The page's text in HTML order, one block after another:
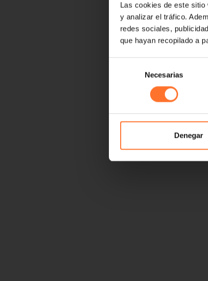
Las cookies de este
y analizar el tráfico.
redes sociales,
que hayan recopilado a
consentimiento
Necesarias
Denegar